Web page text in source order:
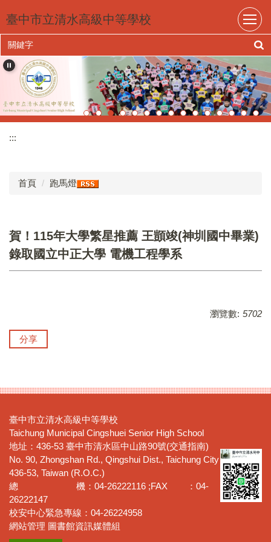
到
主
要
內
容
臺中市立清水高級中等學校
:::
首頁 跑馬燈
賀！115年大學繁星推薦 王顗竣(神圳國中畢業)
錄取國立中正大學 電機工程學系
瀏覽數: 5702
分享
臺中市立清水高級中等學校
Taichung Municipal Cingshuei Senior High School
地址：436-53 臺中市清水區中山路90號(交通指南)
No. 90, Zhongshan Rd., Qingshui Dist., Taichung City
436-53, Taiwan (R.O.C.)
總 機：04-26222116 ;FAX ：04-
26222147
校安中心緊急專線：04-26224958
網站管理 圖書館資訊媒體組